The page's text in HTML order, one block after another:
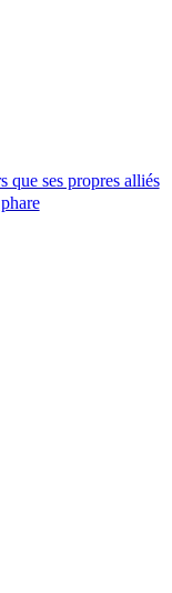
que ses propres alliés